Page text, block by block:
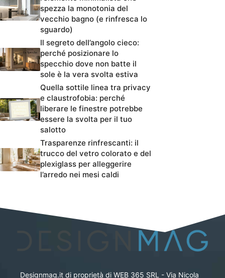
spezza la monotonia del
vecchio bagno (e rinfresca lo
sguardo)
Il segreto dell’angolo cieco:
perché posizionare lo
specchio dove non batte il
sole è la vera svolta estiva
Quella sottile linea tra privacy
e claustrofobia: perché
liberare le finestre potrebbe
essere la svolta per il tuo
salotto
Trasparenze rinfrescanti: il
trucco del vetro colorato e del
plexiglass per alleggerire
l’arredo nei mesi caldi
Designmag.it di proprietà di WEB 365 SRL - Via Nicola